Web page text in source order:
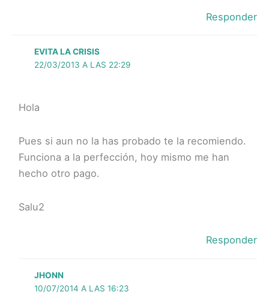
Responder
EVITA LA CRISIS
22/03/2013 A LAS 22:29
Hola
Pues si aun no la has probado te la recomiendo.
Funciona a la perfección, hoy mismo me han
hecho otro pago.
Salu2
Responder
JHONN
10/07/2014 A LAS 16:23